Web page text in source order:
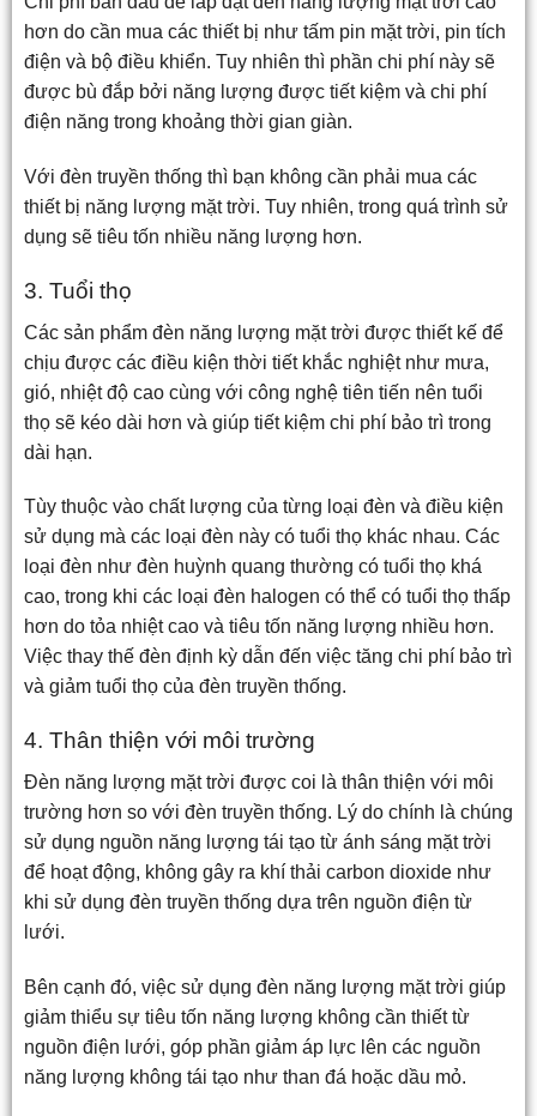
hơn do cần mua các thiết bị như tấm pin mặt trời, pin tích
điện và bộ điều khiển. Tuy nhiên thì phần chi phí này sẽ
được bù đắp bởi năng lượng được tiết kiệm và chi phí
điện năng trong khoảng thời gian giàn.
Với đèn truyền thống thì bạn không cần phải mua các
thiết bị năng lượng mặt trời. Tuy nhiên, trong quá trình sử
dụng sẽ tiêu tốn nhiều năng lượng hơn.
3. Tuổi thọ
Các sản phẩm đèn năng lượng mặt trời được thiết kế để
chịu được các điều kiện thời tiết khắc nghiệt như mưa,
gió, nhiệt độ cao cùng với công nghệ tiên tiến nên tuổi
thọ sẽ kéo dài hơn và giúp tiết kiệm chi phí bảo trì trong
dài hạn.
Tùy thuộc vào chất lượng của từng loại đèn và điều kiện
sử dụng mà các loại đèn này có tuổi thọ khác nhau. Các
loại đèn như đèn huỳnh quang thường có tuổi thọ khá
cao, trong khi các loại đèn halogen có thể có tuổi thọ thấp
hơn do tỏa nhiệt cao và tiêu tốn năng lượng nhiều hơn.
Việc thay thế đèn định kỳ dẫn đến việc tăng chi phí bảo trì
và giảm tuổi thọ của đèn truyền thống.
4. Thân thiện với môi trường
Đèn năng lượng mặt trời được coi là thân thiện với môi
trường hơn so với đèn truyền thống. Lý do chính là chúng
sử dụng nguồn năng lượng tái tạo từ ánh sáng mặt trời
để hoạt động, không gây ra khí thải carbon dioxide như
khi sử dụng đèn truyền thống dựa trên nguồn điện từ
lưới.
Bên cạnh đó, việc sử dụng đèn năng lượng mặt trời giúp
giảm thiểu sự tiêu tốn năng lượng không cần thiết từ
nguồn điện lưới, góp phần giảm áp lực lên các nguồn
năng lượng không tái tạo như than đá hoặc dầu mỏ.